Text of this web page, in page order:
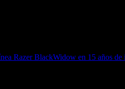
Razer BlackWidow en 15 años